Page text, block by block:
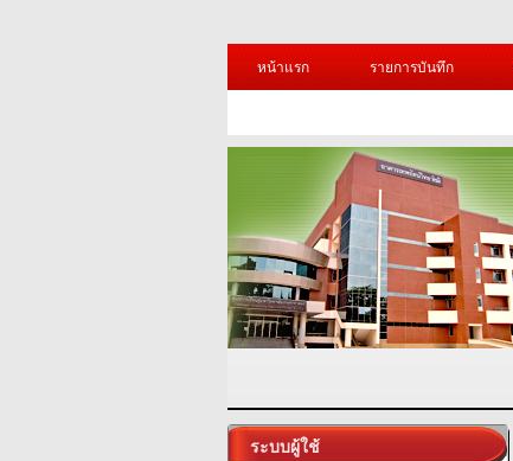
หน้าแรก
รายการบันทึก
ระบบผู้ใช้